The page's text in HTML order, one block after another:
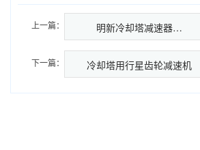
上一篇： 明新冷却塔减速器…
下一篇： 冷却塔用行星齿轮减速机